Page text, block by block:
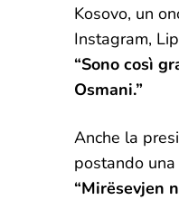
Kosovo, un
Instagram,
“Sono così
Osmani.”
Anche la
postando
“Mirësevjen